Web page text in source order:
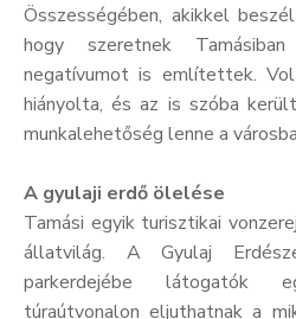
Összességében, akikkel
hogy szeretnek
negatívumot is említettek.
hiányolta, és az is szóba
munkalehetőség lenne a
A gyulaji erdő ölelése
Tamási egyik turisztikai
állatvilág. A Gyulaj
parkerdejébe látogatók
túraútvonalon eljuthatnak a